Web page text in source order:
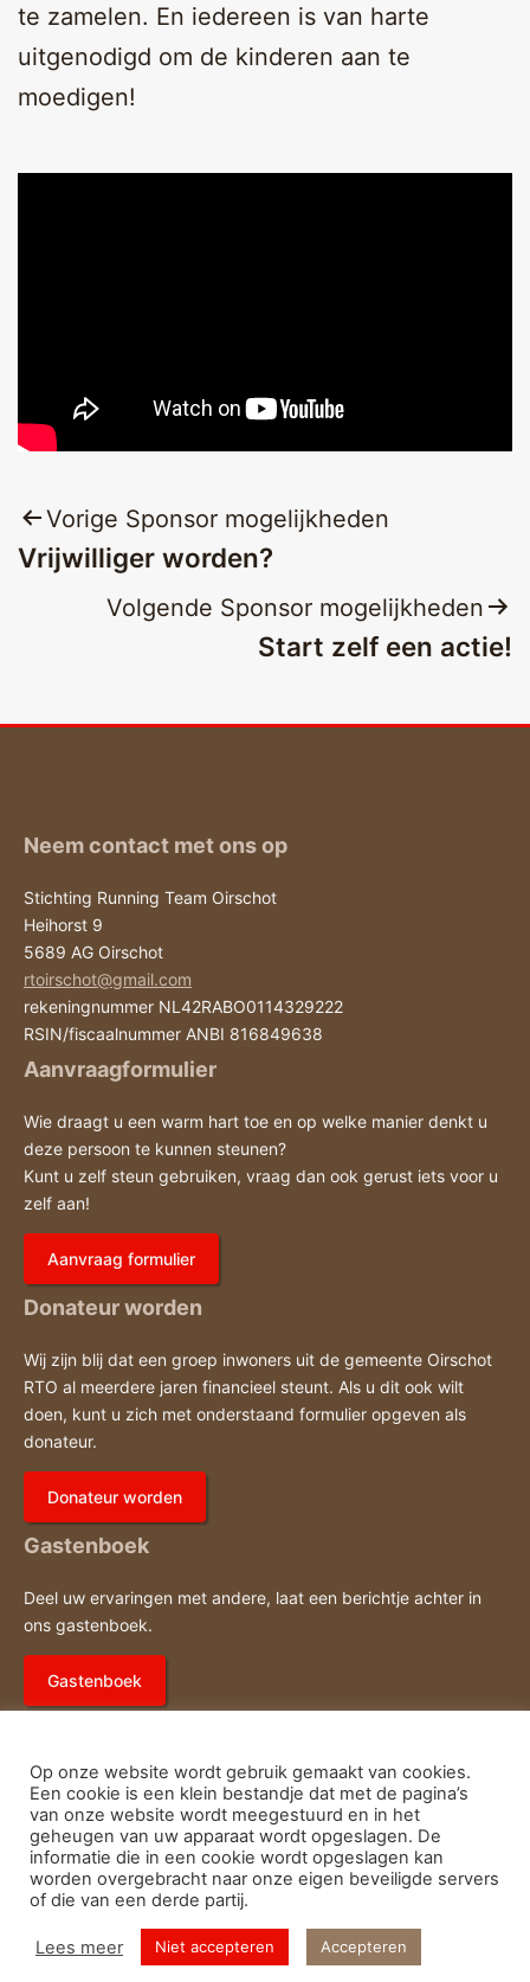
te zamelen. En iedereen is van harte
uitgenodigd om de kinderen aan te
moedigen!
Bericht
navigatie
Vorige Sponsor mogelijkheden
Vrijwilliger worden?
Volgende Sponsor mogelijkheden
Start zelf een actie!
Neem contact met ons op
Stichting Running Team Oirschot
Heihorst 9
5689 AG Oirschot
rtoirschot@gmail.com
rekeningnummer NL42RABO0114329222
RSIN/fiscaalnummer ANBI 816849638
Aanvraagformulier
Wie draagt u een warm hart toe en op welke manier denkt u
deze persoon te kunnen steunen?
Kunt u zelf steun gebruiken, vraag dan ook gerust iets voor u
zelf aan!
Aanvraag formulier
Donateur worden
Wij zijn blij dat een groep inwoners uit de gemeente Oirschot
RTO al meerdere jaren financieel steunt. Als u dit ook wilt
doen, kunt u zich met onderstaand formulier opgeven als
donateur.
Donateur worden
Gastenboek
Deel uw ervaringen met andere, laat een berichtje achter in
ons gastenboek.
Gastenboek
Privacy- en cookieverklaring E-
Op onze website wordt gebruik gemaakt van cookies.
Een cookie is een klein bestandje dat met de pagina’s
van onze website wordt meegestuurd en in het
geheugen van uw apparaat wordt opgeslagen. De
informatie die in een cookie wordt opgeslagen kan
worden overgebracht naar onze eigen beveiligde servers
of die van een derde partij.
Lees meer Niet accepteren Accepteren